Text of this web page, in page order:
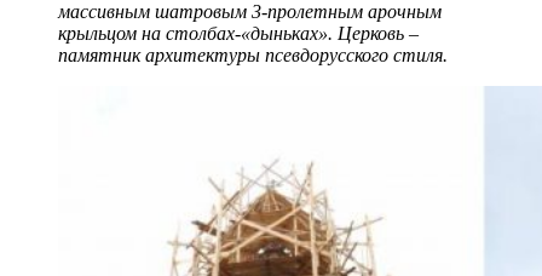
массивным шатровым 3-пролетным арочным
крыльцом на столбах-«дыньках». Церковь –
памятник архитектуры псевдорусского стиля.